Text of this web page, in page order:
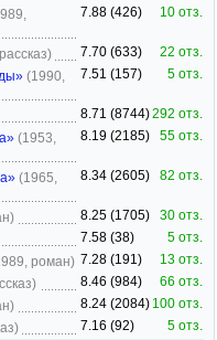
7.88 (426) 10 отз.
7.70 (633)
22 отз.
(1990,
7.51 (157) 5 отз.
8.71 (8744)292 отз.
(1953,
8.19 (2185) 55 отз.
(1965,
8.34 (2605) 82 отз.
8.25 (1705)
30 отз.
7.58 (38)
5 отз.
роман) 7.28 (191)
13 отз.
8.46 (984)
66 отз.
8.24 (2084) 100 отз.
7.16 (92) 5 отз.